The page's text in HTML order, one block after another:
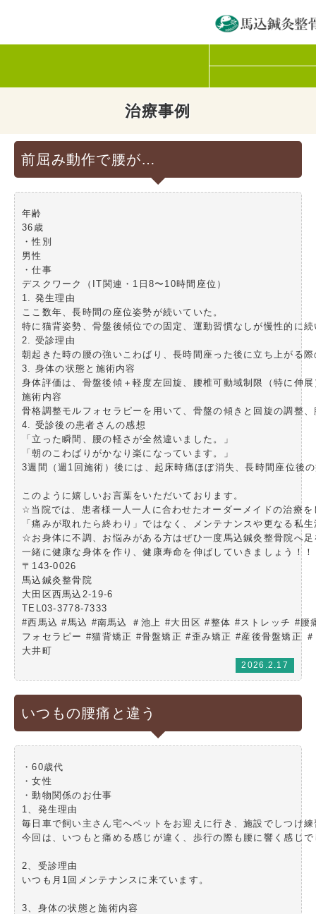
治療事例
前屈み動作で腰が…
年齢
36歳
・性別
男性
・仕事
デスクワーク（IT関連・1日8〜10時間座位）
1. 発生理由
ここ数年、長時間の座位姿勢が続いていた。
特に猫背姿勢、骨盤後傾位での固定、運動習慣なしが慢性的に
2. 受診理由
朝起きた時の腰の強いこわばり、長時間座った後に立ち上がる
3. 身体の状態と施術内容
身体評価は、骨盤後傾＋軽度左回旋、腰椎可動域制限（特に伸
施術内容
骨格調整モルフォセラピーを用いて、骨盤の傾きと回旋の調整
4. 受診後の患者さんの感想
「立った瞬間、腰の軽さが全然違いました。」
「朝のこわばりがかなり楽になっています。」
3週間（週1回施術）後には、起床時痛ほぼ消失、長時間座位後
このように嬉しいお言葉をいただいております。
☆当院では、患者様一人一人に合わせたオーダーメイドの治療を
「痛みが取れたら終わり」ではなく、メンテナンスや更なる私
☆お身体に不調、お悩みがある方はぜひ一度馬込鍼灸整骨院へ
一緒に健康な身体を作り、健康寿命を伸ばしていきましょう！！
〒143-0026
馬込鍼灸整骨院
大田区西馬込2-19-6
TEL03-3778-7333
#西馬込 #馬込 #南馬込 ＃池上 #大田区 #整体 #ストレッチ #
フォセラピー #猫背矯正 #骨盤矯正 #歪み矯正 #産後骨盤矯正
大井町
2026.2.17
いつもの腰痛と違う
・60歳代
・女性
・動物関係のお仕事
1、発生理由
毎日車で飼い主さん宅へペットをお迎えに行き、施設でしつけ
今回は、いつもと痛める感じが違く、歩行の際も腰に響く感じ
2、受診理由
いつも月1回メンテナンスに来ています。
3、身体の状態と施術内容